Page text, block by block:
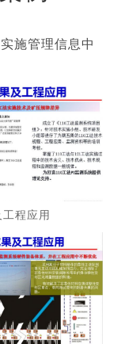
施管理信息中
程应用